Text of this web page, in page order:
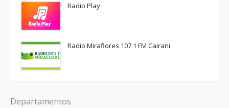
Radio Play
Radio Miraflores 107.1 FM Cairani
Departamentos